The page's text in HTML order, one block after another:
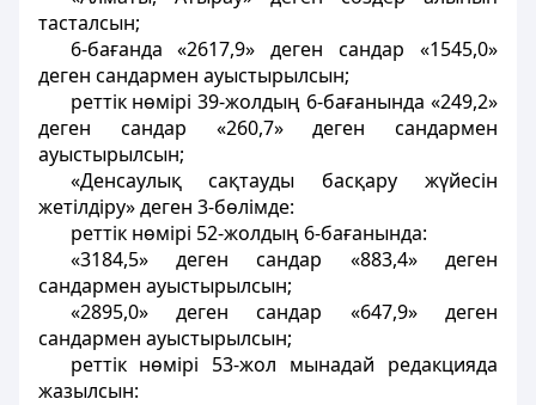
тасталсын;
6-бағанда «2617,9» деген сандар «1545,0»
деген сандармен ауыстырылсын;
реттік нөмірі 39-жолдың 6-бағанында «249,2»
деген сандар «260,7» деген сандармен
ауыстырылсын;
«Денсаулық сақтауды басқару жүйесін
жетілдіру» деген 3-бөлімде:
реттік нөмірі 52-жолдың 6-бағанында:
«3184,5» деген сандар «883,4» деген
сандармен ауыстырылсын;
«2895,0» деген сандар «647,9» деген
сандармен ауыстырылсын;
реттік нөмірі 53-жол мынадай редакцияда
жазылсын: